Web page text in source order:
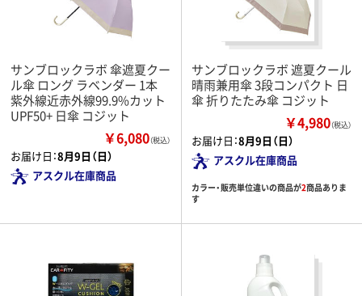
サンブロックラボ 傘遮夏クー
ル傘 ロング ラベンダー 1本
紫外線近赤外線99.9%カット
UPF50+ 日傘 コジット
￥6,080（税込）
お届け日：8月9日（日）
アスクル在庫商品
サンブロックラボ 遮夏クール
晴雨兼用傘 3段コンパクト 日
傘 折りたたみ傘 コジット
￥4,980（税込）
お届け日：8月9日（日）
アスクル在庫商品
カラー・販売単位違いの商品が2商品ありま
す